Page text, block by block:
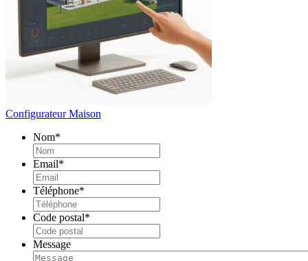
Configurateur Maison
Nom*
Email*
Téléphone*
Code postal*
Message